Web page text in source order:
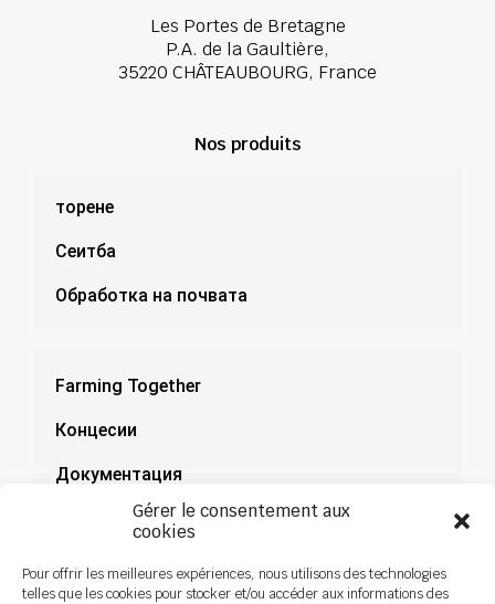
Gérer le consentement aux
cookies
Pour offrir les meilleures expériences, nous utilisons des technologies
telles que les cookies pour stocker et/ou accéder aux informations des
Les Portes de Bretagne
P.A. de la Gaultière,
35220 CHÂTEAUBOURG, France
Nos produits
торене
Сеитба
Обработка на почвата
Farming Together
Концесии
Документация